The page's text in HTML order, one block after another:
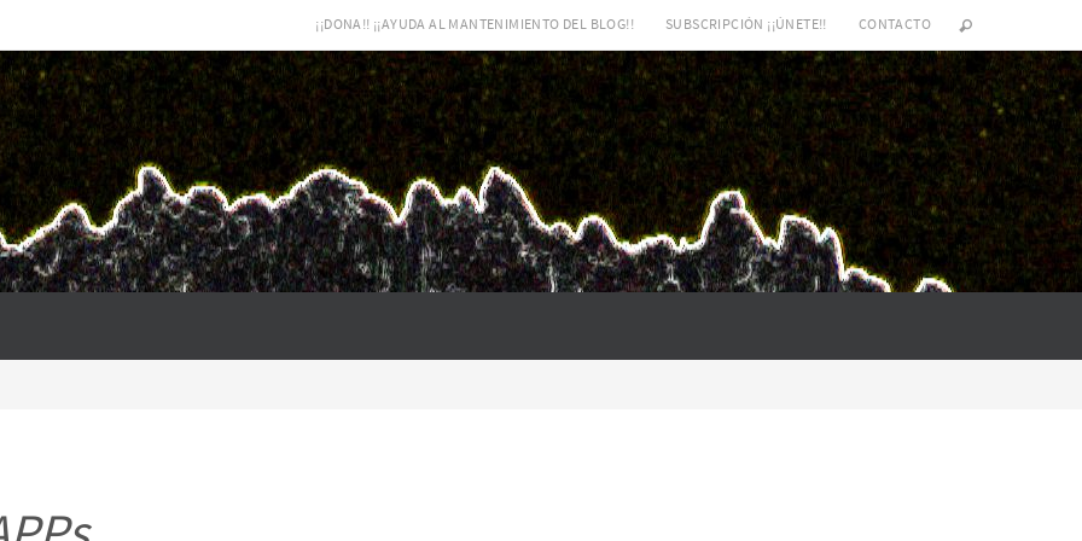
¡¡DONA!! ¡¡AYUDA AL MANTENIMIENTO DEL BLOG!! SUBSCRIPCIÓN ¡¡ÚNETE!! CONTACTO